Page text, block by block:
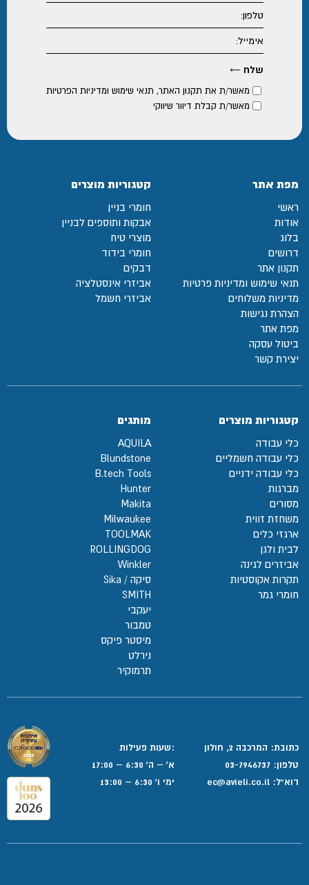
מאשר/ת את תקנון האתר, תנאי שימוש ומדיניות הפרטיות
מאשר/ת קבלת דיוור שיווקי
מפת אתר
ראשי
אודות
בלוג
דרושים
תקנון אתר
תנאי שימוש ומדיניות פרטיות
מדיניות משלוחים
הצהרת נגישות
מפת אתר
ביטול עסקה
יצירת קשר
קטגוריות מוצרים
חומרי בניין
אבקות ותוספים לבניין
מוצרי טיח
חומרי בידוד
דבקים
אביזרי אינסטלציה
אביזרי חשמל
קטגוריות מוצרים
כלי עבודה
כלי עבודה חשמליים
כלי עבודה ידניים
מברגות
מסורים
משחזת זווית
ארגזי כלים
לבית ולגן
אביזרים לגינה
תקרות אקוסטיות
חומרי גמר
מותגים
AQUILA
Blundstone
B.tech Tools
Hunter
Makita
Milwaukee
TOOLMAK
ROLLINGDOG
Winkler
סיקה / Sika
SMITH
יעקבי
טמבור
מיסטר פיקס
נירלט
תרמוקיר
כתובת: המרכבה 2, חולון
טלפון: 03-7946737
דוא”ל:
:שעות פעילות
א' – ה' 6:30 – 17:00
ימי ו' 6:30 – 13:00